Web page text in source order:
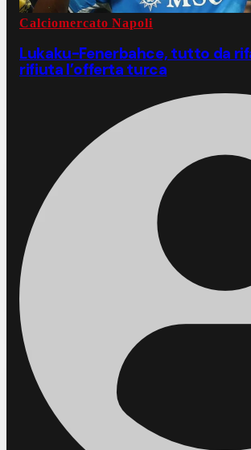
Calciomercato Napoli
Lukaku-Fenerbahce, tutto da
rifiuta l’offerta turca